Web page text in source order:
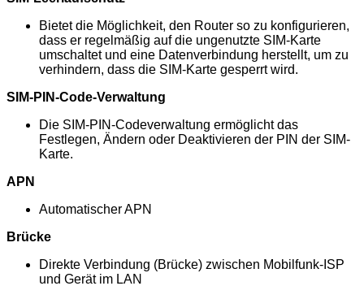
Bietet die Möglichkeit, den Router so zu konfigurieren,
dass er regelmäßig auf die ungenutzte SIM-Karte
umschaltet und eine Datenverbindung herstellt, um zu
verhindern, dass die SIM-Karte gesperrt wird.
SIM-PIN-Code-Verwaltung
Die SIM-PIN-Codeverwaltung ermöglicht das
Festlegen, Ändern oder Deaktivieren der PIN der SIM-
Karte.
APN
Automatischer APN
Brücke
Direkte Verbindung (Brücke) zwischen Mobilfunk-ISP
und Gerät im LAN